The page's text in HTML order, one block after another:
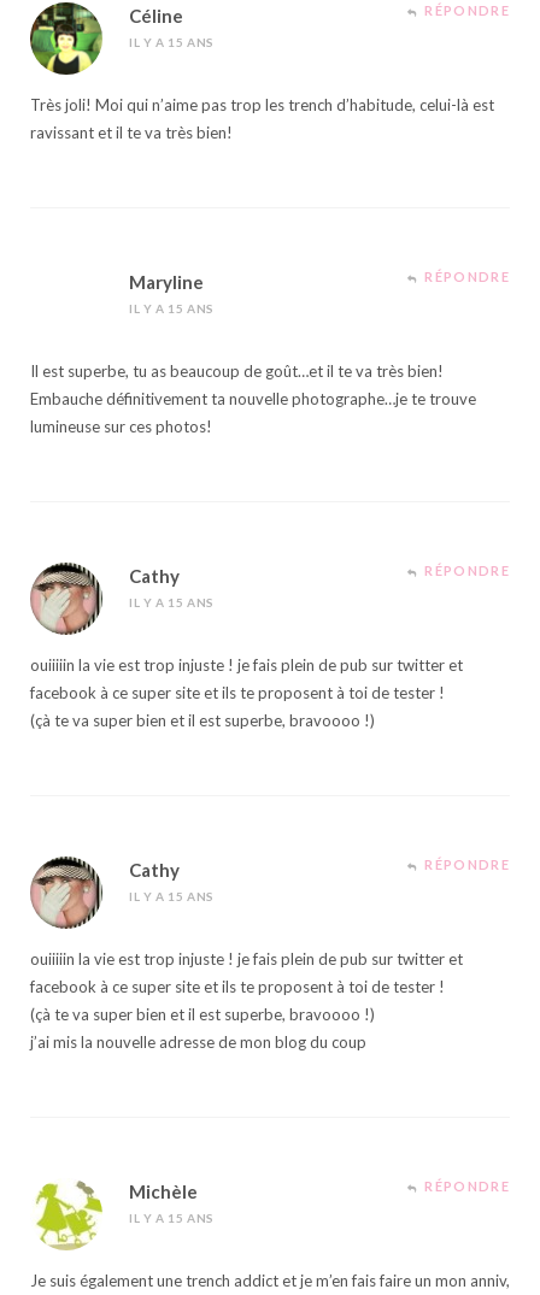
Céline
IL Y A 15 ANS
RÉPONDRE
Très joli! Moi qui n’aime pas trop les trench d’habitude, celui-là est
ravissant et il te va très bien!
Maryline
IL Y A 15 ANS
RÉPONDRE
Il est superbe, tu as beaucoup de goût…et il te va très bien!
Embauche définitivement ta nouvelle photographe…je te trouve
lumineuse sur ces photos!
Cathy
IL Y A 15 ANS
RÉPONDRE
ouiiiiin la vie est trop injuste ! je fais plein de pub sur twitter et
facebook à ce super site et ils te proposent à toi de tester !
(çà te va super bien et il est superbe, bravoooo !)
Cathy
IL Y A 15 ANS
RÉPONDRE
ouiiiiin la vie est trop injuste ! je fais plein de pub sur twitter et
facebook à ce super site et ils te proposent à toi de tester !
(çà te va super bien et il est superbe, bravoooo !)
j’ai mis la nouvelle adresse de mon blog du coup
Michèle
IL Y A 15 ANS
RÉPONDRE
Je suis également une trench addict et je m’en fais faire un mon anniv,